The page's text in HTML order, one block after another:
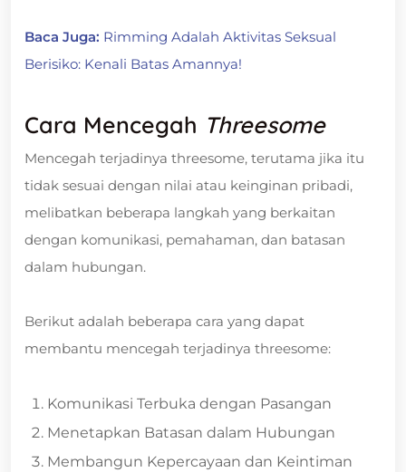
Baca Juga: Rimming Adalah Aktivitas Seksual
Berisiko: Kenali Batas Amannya!
Cara Mencegah Threesome
Mencegah terjadinya threesome, terutama jika itu
tidak sesuai dengan nilai atau keinginan pribadi,
melibatkan beberapa langkah yang berkaitan
dengan komunikasi, pemahaman, dan batasan
dalam hubungan.
Berikut adalah beberapa cara yang dapat
membantu mencegah terjadinya threesome:
Komunikasi Terbuka dengan Pasangan
Menetapkan Batasan dalam Hubungan
Membangun Kepercayaan dan Keintiman